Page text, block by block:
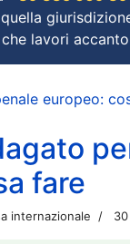
lavori
europeo:
fare
internazionale